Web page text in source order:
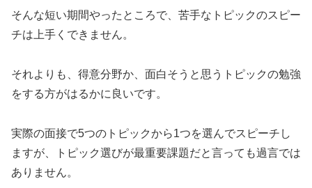
そんな短い期間やったところで、苦手なトピックのスピー
チは上手くできません。
それよりも、得意分野か、面白そうと思うトピックの勉強
をする方がはるかに良いです。
実際の面接で5つのトピックから1つを選んでスピーチし
ますが、トピック選びが最重要課題だと言っても過言では
ありません。